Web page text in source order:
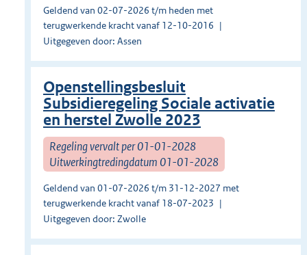
Geldend van 02-07-2026 t/m heden met
terugwerkende kracht vanaf 12-10-2016
Uitgegeven door: Assen
Openstellingsbesluit
Subsidieregeling Sociale activatie
en herstel Zwolle 2023
Regeling vervalt per 01-01-2028
Uitwerkingtredingdatum 01-01-2028
Geldend van 01-07-2026 t/m 31-12-2027 met
terugwerkende kracht vanaf 18-07-2023
Uitgegeven door: Zwolle